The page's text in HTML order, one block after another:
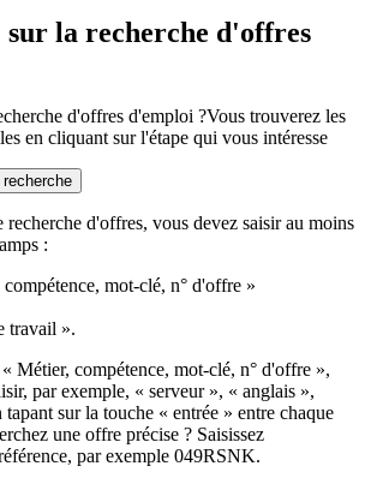
sur la recherche d'offres
d'offres d'emploi ?Vous trouverez les
en cliquant sur l'étape qui vous intéresse
recherche d'offres, vous devez saisir au moins
:
mot-clé, n° d'offre »
travail ».
Métier, compétence, mot-clé, n° d'offre »,
par exemple, « serveur », « anglais »,
tapant sur la touche « entrée » entre chaque
une offre précise ? Saisissez
par exemple 049RSNK.